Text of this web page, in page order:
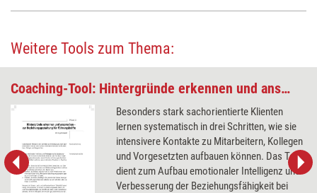
Weitere Tools zum Thema:
Coaching-Tool: Hintergründe erkennen und ansprechen
Besonders stark sachorientierte Klienten
lernen systematisch in drei Schritten, wie sie
intensivere Kontakte zu Mitarbeitern, Kollegen
und Vorgesetzten aufbauen können. Das Tool
dient zum Aufbau emotionaler Intelligenz und
Verbesserung der Beziehungsfähigkeit bei